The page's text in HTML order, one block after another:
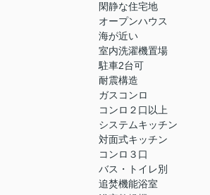
閑静な住宅地
オープンハウス
海が近い
室内洗濯機置場
駐車2台可
耐震構造
ガスコンロ
コンロ２口以上
システムキッチン
対面式キッチン
コンロ３口
バス・トイレ別
追焚機能浴室